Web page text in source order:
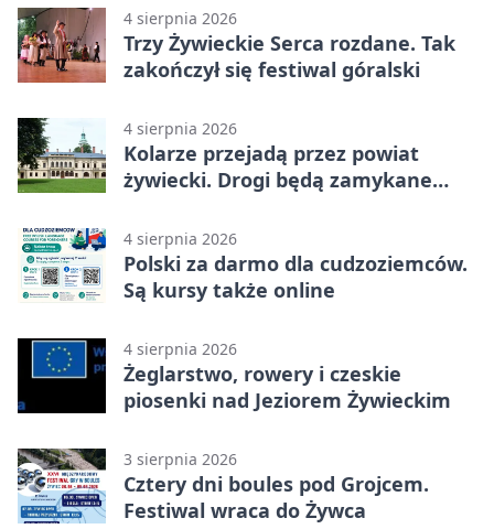
4 sierpnia 2026
Trzy Żywieckie Serca rozdane. Tak
zakończył się festiwal góralski
4 sierpnia 2026
Kolarze przejadą przez powiat
żywiecki. Drogi będą zamykane
4 sierpnia 2026
Polski za darmo dla cudzoziemców.
Są kursy także online
4 sierpnia 2026
Żeglarstwo, rowery i czeskie
piosenki nad Jeziorem Żywieckim
3 sierpnia 2026
Cztery dni boules pod Grojcem.
Festiwal wraca do Żywca